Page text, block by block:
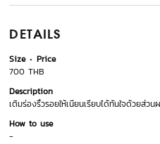
DETAILS
Size
Price
700 THB
Description
เติมร่องริ้วรอยให้เนียนเรียบได้ทันใจด้วยส่ว
How to use
-